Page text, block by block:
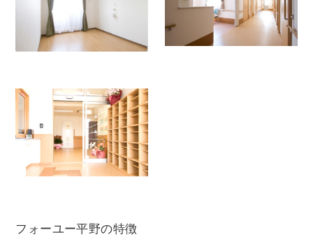
フォーユー平野の特徴